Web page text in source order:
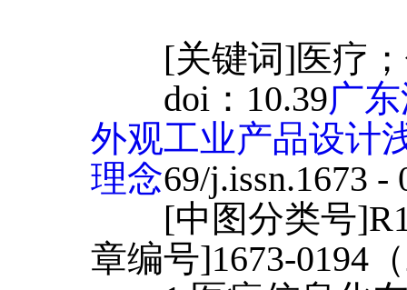
[关键词]医疗；
doi：10.39广
外观工业产品设计
理念69/j.issn.1673 -
[中图分类号
章编号]1673-0194